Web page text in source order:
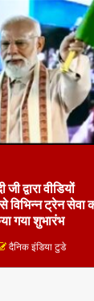
द्वारा वीडियों
विभिन्न ट्रेन सेवा को
गया शुभारंभ
दैनिक इंडिया टुडे